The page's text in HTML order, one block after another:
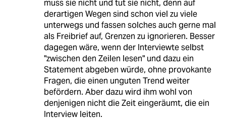
muss sie nicht und tut sie nicht, denn auf
derartigen Wegen sind schon viel zu viele
unterwegs und fassen solches auch gerne mal
als Freibrief auf, Grenzen zu ignorieren. Besser
dagegen wäre, wenn der Interviewte selbst
"zwischen den Zeilen lesen" und dazu ein
Statement abgeben würde, ohne provokante
Fragen, die einen unguten Trend weiter
befördern. Aber dazu wird ihm wohl von
denjenigen nicht die Zeit eingeräumt, die ein
Interview leiten.